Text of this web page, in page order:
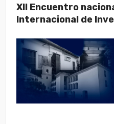
XII Encuentro
Internacional de